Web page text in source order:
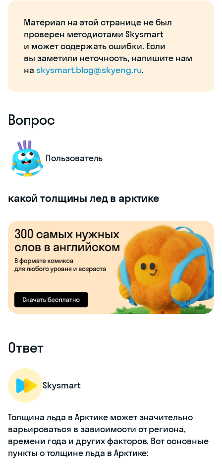
Материал на этой странице не был
проверен методистами Skysmart
и может содержать ошибки. Если
вы заметили неточность, напишите нам
на skysmart.blog@skyeng.ru.
Вопрос
Пользователь
какой толщины лед в арктике
Ответ
Skysmart
Толщина льда в Арктике может значительно
варьироваться в зависимости от региона,
времени года и других факторов. Вот основные
пункты о толщине льда в Арктике: